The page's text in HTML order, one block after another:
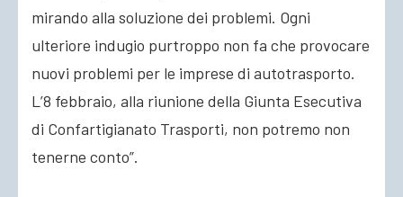
mirando alla soluzione dei problemi. Ogni
ulteriore indugio purtroppo non fa che provocare
nuovi problemi per le imprese di autotrasporto.
L’8 febbraio, alla riunione della Giunta Esecutiva
di Confartigianato Trasporti, non potremo non
tenerne conto”.